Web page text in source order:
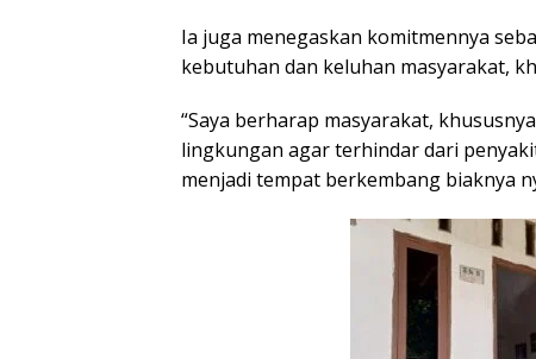
Ia juga menegaskan komitmennya
kebutuhan dan keluhan masyarakat,
“Saya berharap masyarakat,
lingkungan agar terhindar dari
menjadi tempat berkembang biaknya